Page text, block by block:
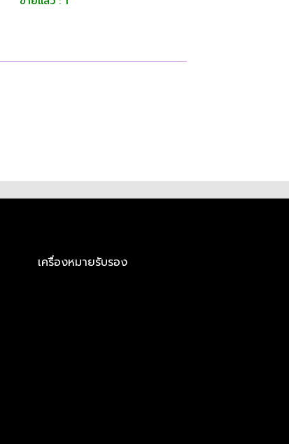
เครื่องหมายรับรอง